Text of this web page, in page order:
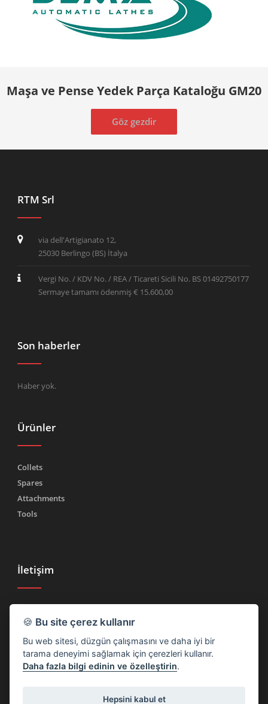
Maşa ve Pense Yedek Parça Kataloğu GM20
Göz gezdir
RTM Srl
via dell'Artigianato 12,
25030 Berlingo (BS) İtalya
Vergi No. / KDV No. / REA / Ticareti Sicili No. BS 01492750177
Sermaye tamamı ödenmiş € 15.600,00
Son haberler
Haber yok.
Ürünler
Collets
Spares
Attachments
Tools
İletişim
Faks (+39) 030 2753090
info@rtmricambi.com
🍪 Bu site çerez kullanır
Bu web sitesi, düzgün çalışmasını ve daha iyi bir
tarama deneyimi sağlamak için çerezleri kullanır.
Daha fazla bilgi edinin ve özelleştirin.
Hepsini kabul et